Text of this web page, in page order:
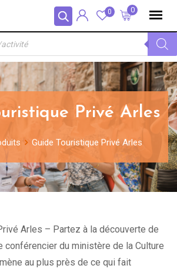
cookies 0
0
Privé Arles
Guide Touristique Privé Arles
Arles – Partez à la découverte de
conférencier du ministère de la Culture
au plus près de ce qui fait